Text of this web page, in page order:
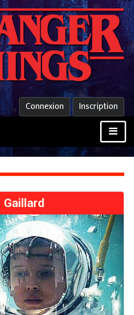
Inscription
Connexion
Gaillard